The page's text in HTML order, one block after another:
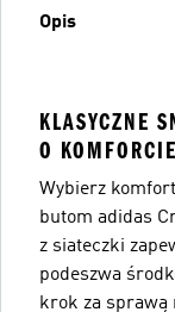
Opis
KLASYCZNE
O
Wybierz
butom adidas
z siateczki
podeszwa
krok za sprawą